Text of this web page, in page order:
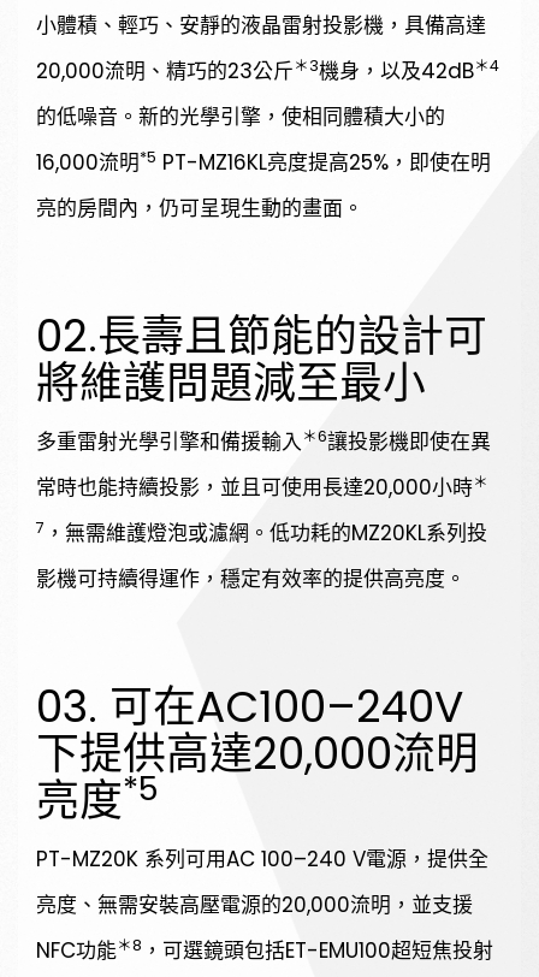
小體積、輕巧、安靜的液晶雷射投影機，具備高達
20,000流明、精巧的23公斤＊3機身，以及42dB＊4
的低噪音。新的光學引擎，使相同體積大小的
16,000流明*5 PT-MZ16KL亮度提高25%，即使在明
亮的房間內，仍可呈現生動的畫面。
02.長壽且節能的設計可
將維護問題減至最小
多重雷射光學引擎和備援輸入＊6讓投影機即使在異
常時也能持續投影，並且可使用長達20,000小時＊
7 ，無需維護燈泡或濾網。低功耗的MZ20KL系列投
影機可持續得運作，穩定有效率的提供高亮度。
03. 可在AC100–240V
下提供高達20,000流明
亮度*5
PT-MZ20K 系列可用AC 100–240 V電源，提供全
亮度、無需安裝高壓電源的20,000流明，並支援
NFC功能＊8 ，可選鏡頭包括ET-EMU100超短焦投射